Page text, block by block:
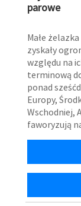
parowe
Małe
zyskały
względu na
terminową
ponad
Europy,
Wschodniej,
faworyzują